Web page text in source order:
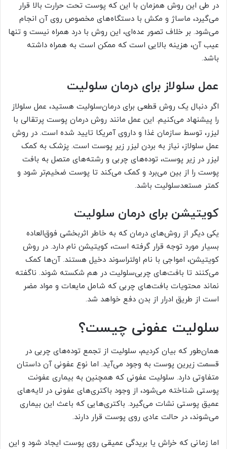
در طی این روش همزمان با این که پوست تحت حرارت بالا قرار
می‌گیرد، ماساژ و مکش با دستگاه‌های مخصوص روی آن انجام
می‌شود. بر خلاف تصور عده‌ای، این روش با درد همراه نیست و تنها
عیب آن، هزینه بالایی است که ممکن است به همراه داشته
باشد.
عمل سلولاز برای درمان سلولیت
اگر دنبال یک روش قطعی برای درمان‌سلولیت هستید، عمل سلولاز
را پیشنهاد می‌کنیم. این عمل مانند روش درمان پوست پرتقالی با
لیزر، توسط سازمان غذا و داروی آمریکا تایید شده است. در روش
عمل سلولاز، نیاز به بردن لیزر زیر پوست است. پزشک به کمک
لیزر در زیر پوست، توده‌های چربی و رشته‌های متصل به بافت
پوست را از بین می‌برد و کمک می‌کند تا پوست ضخیم‌تر شود و
کمتر مستعدسلولیت باشد.
کویتیشن برای درمان سلولیت
یکی دیگر از روش‌های درمان که به خاطر اثربخشی فوق‌العاده
بسیار مورد توجه قرار گرفته است، کویتیشن نام دارد. در روش
کویتیشن، امواجی با نام اولتراسوند دخیل هستند. آن‌ها کمک
می‌کنند تا بافت‌های چربی‌سلولیت در هم شکسته شوند. ناگفته
نماند محتویات بافت‌های چربی که شامل مایعات و مواد مضر
است از طریق ادرار از بدن دفع خواهد شد.
سلولیت عفونی چیست؟
همان‌طور که بیان کردیم، سلولیت از تجمع توده‌های چربی در
قسمت زیرین پوست به وجود می‌آید. اما نوع عفونی آن داستان
متفاوتی دارد. سلولیت عفونی که همچنین به بیماری عفونت
پوستی شناخته می‌شود، از وجود باکتری‌های عفونی در لایه‌های
عمیق پوستی نشات می‌گیرد. باکتری‌هایی که باعث این بیماری
می‌شوند، در حالت عادی روی پوست قرار دارند.
اما زمانی که خراش یا بریدگی عمیقی روی پوست ایجاد شود و این